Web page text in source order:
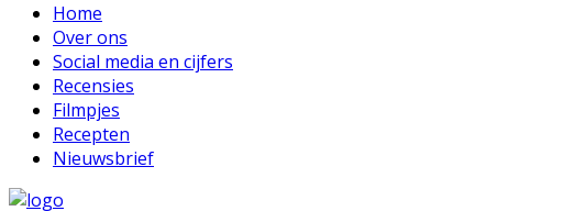
Home
Over ons
Social media en cijfers
Recensies
Filmpjes
Recepten
Nieuwsbrief